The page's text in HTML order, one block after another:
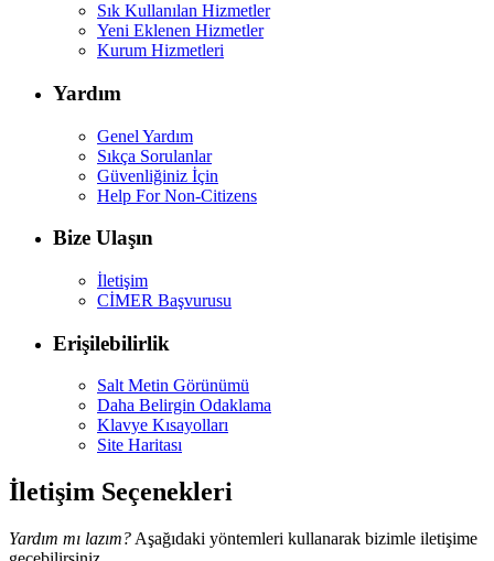
Sık Kullanılan Hizmetler
Yeni Eklenen Hizmetler
Kurum Hizmetleri
Yardım
Genel Yardım
Sıkça Sorulanlar
Güvenliğiniz İçin
Help For Non-Citizens
Bize Ulaşın
İletişim
CİMER Başvurusu
Erişilebilirlik
Salt Metin Görünümü
Daha Belirgin Odaklama
Klavye Kısayolları
Site Haritası
İletişim Seçenekleri
Yardım mı lazım? Aşağıdaki yöntemleri kullanarak bizimle iletişime